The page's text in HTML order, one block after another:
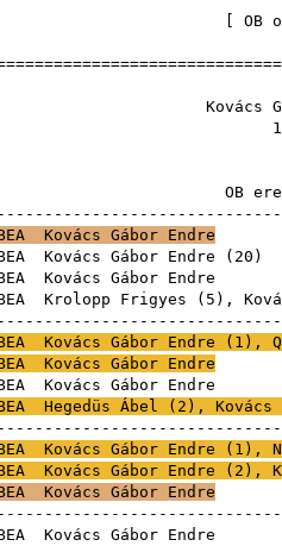
OB
Kovács Gábor Endre
Kovács Gábor Endre ( 20
Krolopp Frigyes ( 5 ),
Kovács Gábor Endre ( 1 ),
Kovács Gábor Endre
Hegedüs Ábel ( 2 ), Kovács
Kovács Gábor Endre ( 1 ),
Kovács Gábor Endre ( 2 ),
Kovács Gábor Endre